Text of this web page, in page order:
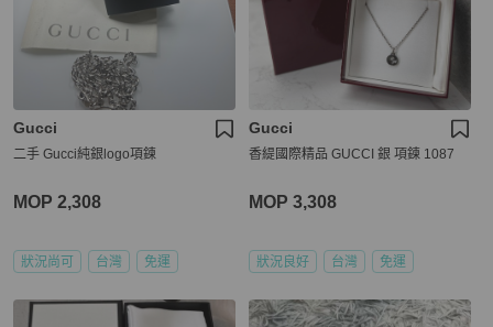
Gucci
二手 Gucci純銀logo項鍊
MOP 2,308
狀況尚可 台灣 免運
Gucci
香緹國際精品 GUCCI 銀 項鍊 1087
MOP 3,308
狀況良好 台灣 免運